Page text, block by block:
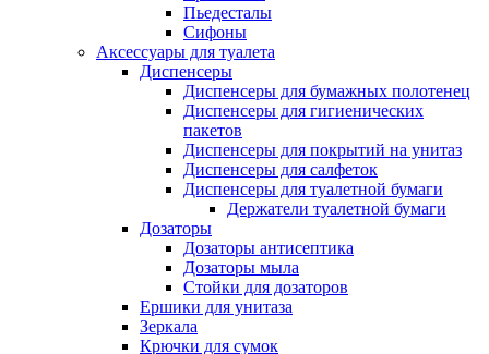
Пьедесталы
Сифоны
Аксессуары для туалета
Диспенсеры
Диспенсеры для бумажных полотенец
Диспенсеры для гигиенических
пакетов
Диспенсеры для покрытий на унитаз
Диспенсеры для салфеток
Диспенсеры для туалетной бумаги
Держатели туалетной бумаги
Дозаторы
Дозаторы антисептика
Дозаторы мыла
Стойки для дозаторов
Ершики для унитаза
Зеркала
Крючки для сумок